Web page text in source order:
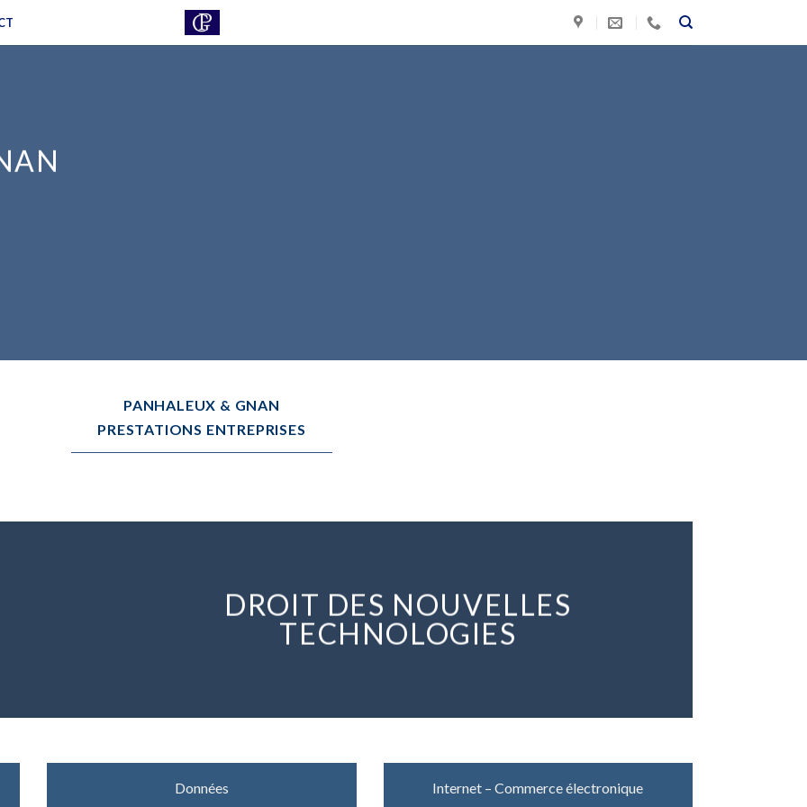
PANHALEUX & GNAN
PRESTATIONS ENTREPRISES
DROIT DES NOUVELLES
TECHNOLOGIES
Données Internet – Commerce électronique